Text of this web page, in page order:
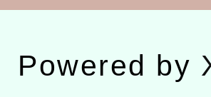
Powered by